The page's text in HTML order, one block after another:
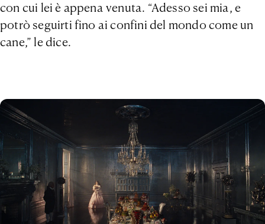
con cui lei è appena venuta. “Adesso sei mia, e
potrò seguirti fino ai confini del mondo come un
cane,” le dice.